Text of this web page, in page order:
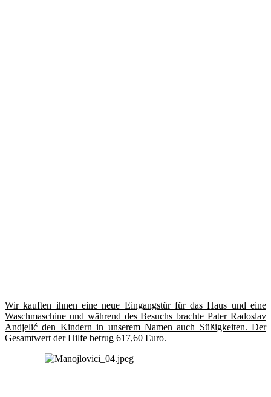
Wir kauften ihnen eine neue Eingangstür für das Haus und eine
Waschmaschine und während des Besuchs brachte Pater Radoslav
Andjelić den Kindern in unserem Namen auch Süßigkeiten. Der
Gesamtwert der Hilfe betrug 617,60 Euro.